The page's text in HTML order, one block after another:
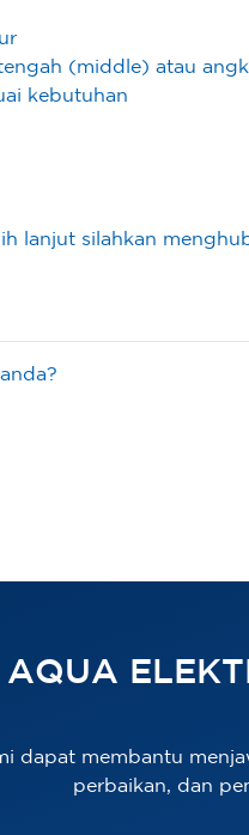
(middle) atau
kebutuhan
lanjut silahkan
AQUA
dapat membantu
perbaikan, dan